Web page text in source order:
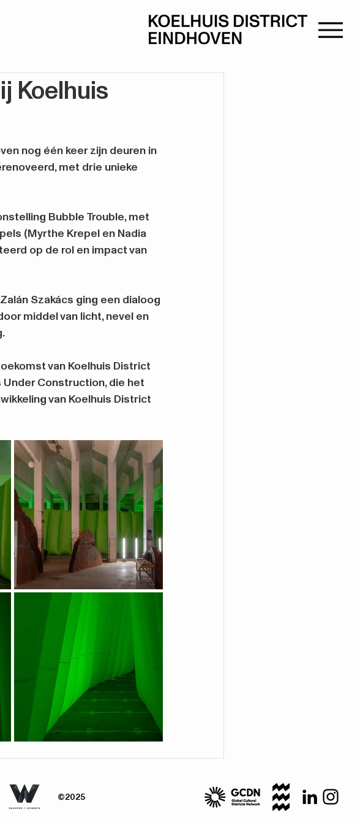
Koelhuis
nog één keer zijn deuren in
met drie unieke
Bubble Trouble, met
(Myrthe Krepel en Nadia
op de rol en impact van
Szakács ging een dialoog
middel van licht, nevel en
van Koelhuis District
Construction, die het
van Koelhuis District
©2025